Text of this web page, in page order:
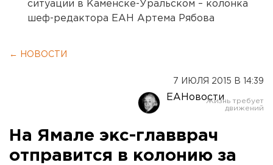
ситуации в Каменске-Уральском – колонка
шеф-редактора ЕАН Артема Рябова
← НОВОСТИ
7 ИЮЛЯ 2015 В 14:39
ЕАНовости
На Ямале экс-главврач
отправится в колонию за